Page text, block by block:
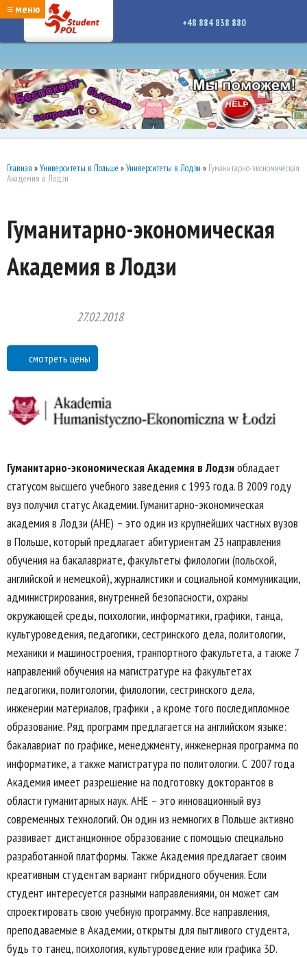
google-site-verification: google7a917c261df1566b.htmlgoogle-site-verification:
google7a917c261df1566b.html
≡ меню
+48 884 838 880
Главная »Университеты в Польше »Университеты в Лодзи » Гуманитарно-экономическая
Академия в Лодзи
Гуманитарно-экономическая
Академия в Лодзи
27.02.2018
смотреть цены
Гуманитарно-экономическая Академия в Лодзиобладает
статусом высшего учебного заведения с 1993 года. В 2009 году
вуз получил статус Академии. Гуманитарно-экономическая
академия в Лодзи (AHE) – это один из крупнейших частных вузов
в Польше, который предлагает абитуриентам 23 направления
обучения на бакалавриате, факультеты филологии (польской,
английской и немецкой), журналистики и социальной коммуникации,
администрирования, внутренней безопасности, охраны
окружающей среды, психологии, информатики, графики, танца,
культуроведения, педагогики, сестринского дела, политологии,
механики и машиностроения, транпортного факультета, а также 7
направлений обучения на магистратуре на факультетах
педагогики, политологии, филологии, сестринского дела,
инженерии материалов, графики , а кроме того последипломное
образование. Ряд программ предлагается на английском языке:
бакалавриат по графике, менеджменту, инженерная программа по
информатике, а также магистратура по политологии. С 2007 года
Академия имеет разрешение на подготовку докторантов в
области гуманитарных наук. АНЕ – это инновационный вуз
современных технологий. Он один из немногих в Польше активно
развивает дистанционное образование с помощью специально
разработанной платформы. Также Академия предлагает своим
креативным студентам вариант гибридного обучения. Если
студент интересуется разными направлениями, он может сам
спроектировать свою учебную программу. Все направления,
преподаваемые в Академии, открыты для пытливого студента,
будь то танец, психология, культуроведение или графика 3D.